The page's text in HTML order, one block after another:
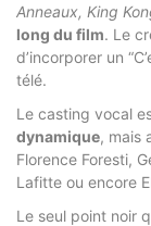
Anneaux, King
long du film. Le
d’incorporer un
télé.
Le casting vocal
dynamique, mais
Florence Foresti,
Lafitte ou encore
Le seul point noir